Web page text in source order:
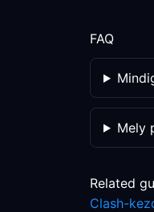
FAQ
Mely
Related
Clash-